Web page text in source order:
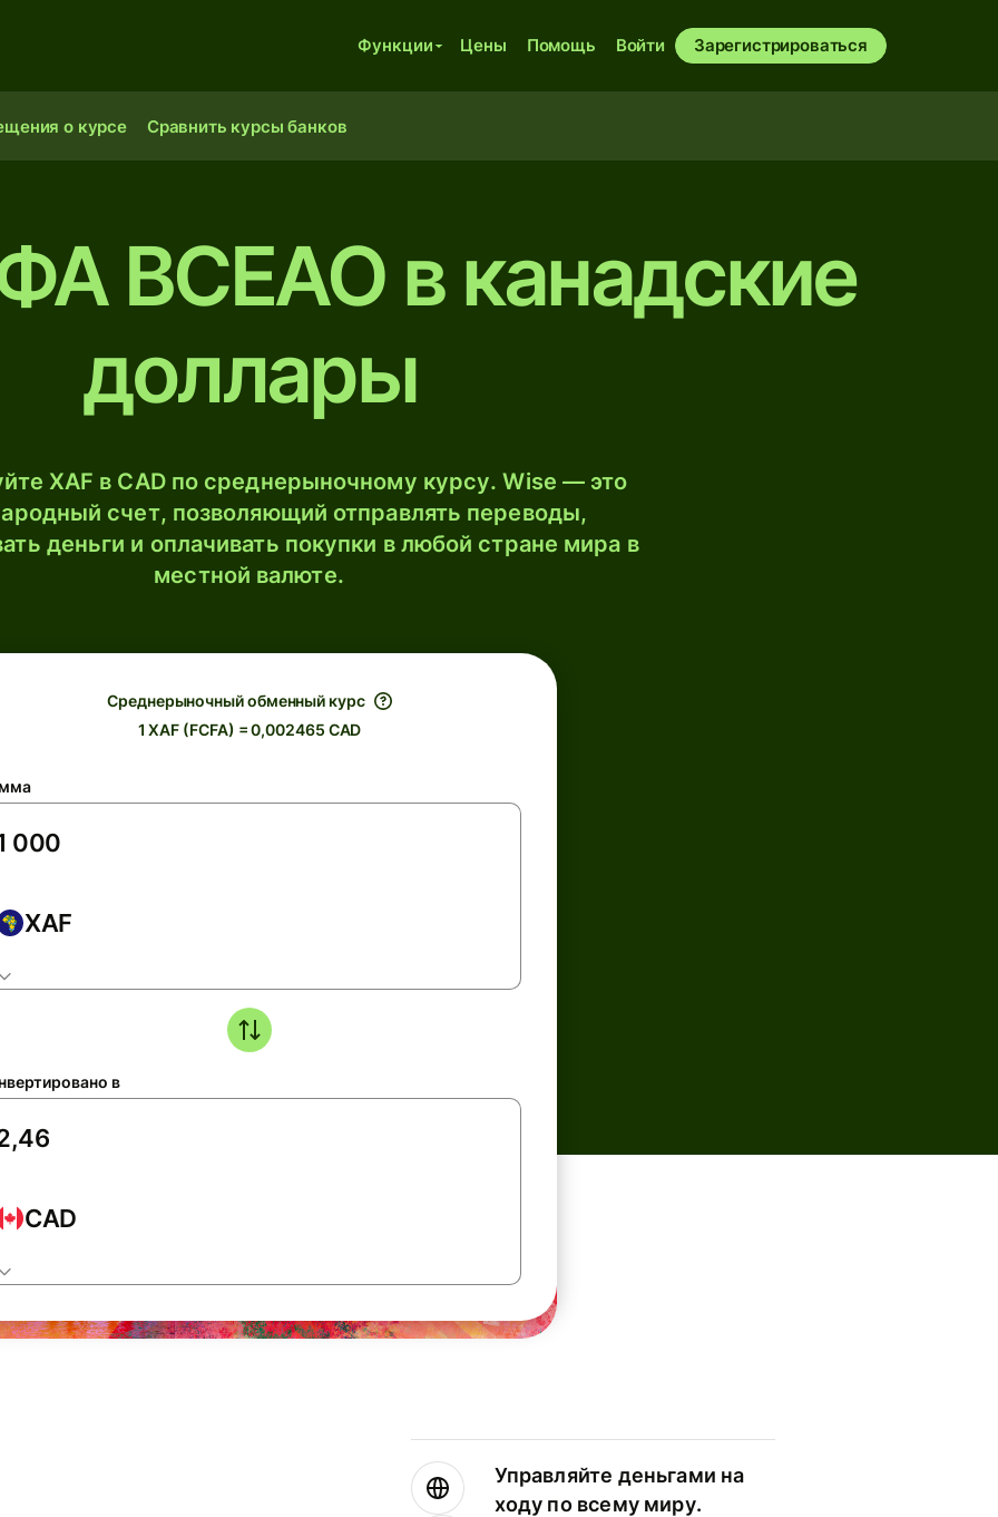
Функции Цены Помощь Войти Зарегистрироваться
о курсе Сравнить курсы банков
BCEAO в канадские
доллары
XAF в CAD по среднерыночному курсу. Wise — это
счет, позволяющий отправлять переводы,
деньги и оплачивать покупки в любой стране мира в
местной валюте.
Среднерыночный обменный курс
1 XAF (FCFA) = 0,002465 CAD
XAF
в
CAD
Управляйте деньгами на
ходу по всему миру.